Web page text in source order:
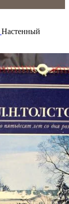
Настенный